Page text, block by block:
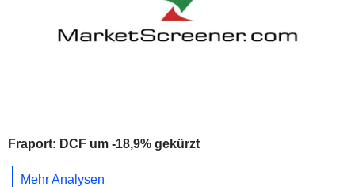
Fraport: DCF um -18,9% gekürzt
Mehr Analysen